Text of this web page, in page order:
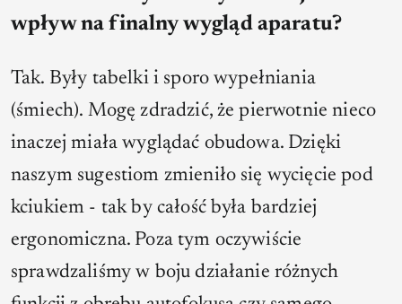
wpływ na finalny wygląd aparatu?
Tak. Były tabelki i sporo wypełniania
(śmiech). Mogę zdradzić, że pierwotnie nieco
inaczej miała wyglądać obudowa. Dzięki
naszym sugestiom zmieniło się wycięcie pod
kciukiem - tak by całość była bardziej
ergonomiczna. Poza tym oczywiście
sprawdzaliśmy w boju działanie różnych